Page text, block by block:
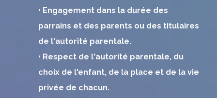
• Engagement dans la durée des
parrains et des parents ou des titulaires
de l'autorité parentale.
• Respect de l'autorité parentale, du
choix de l'enfant, de la place et de la vie
privée de chacun.